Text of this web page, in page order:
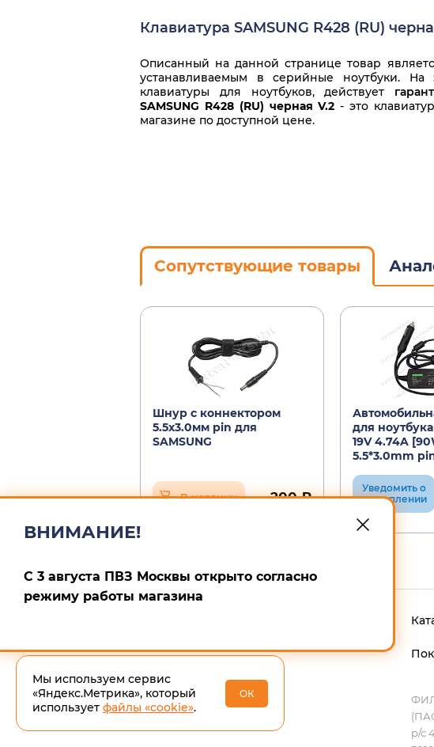
Клавиатура SAMSUNG R428 (RU)
Описанный на данной странице товар
устанавливаемым в серийные ноутбуки.
клавиатуры для ноутбуков, действует
SAMSUNG R428 (RU) черная V.2 - это
магазине по доступной цене.
Сопутствующие товары
Шнур с коннектором
5.5х3.0мм pin для
SAMSUNG
В корзину 200 ₽
для ноутбука
19V 4.74A
5.5*3.0mm
Уведомить о
поступлении
р/с
Мы используем сервис
«Яндекс.Метрика», который
использует файлы «cookie».
ОК
ВНИМАНИЕ!
С 3 августа ПВЗ Москвы открыто согласно
режиму работы магазина